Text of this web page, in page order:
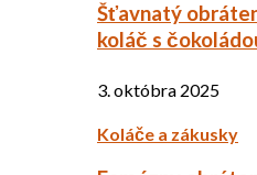
Šťavnatý
koláč s
3. októbra 2025
Koláče a zákusky